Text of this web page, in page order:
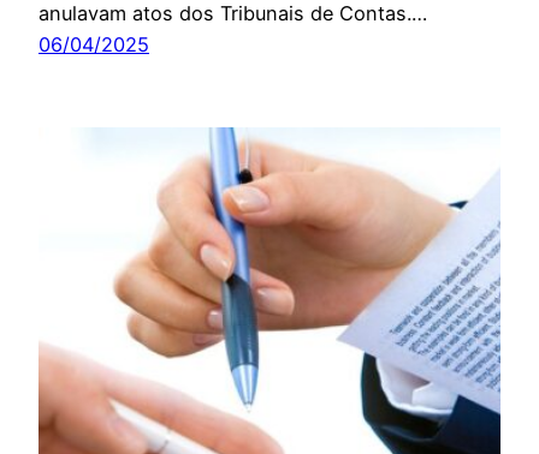
anulavam atos dos Tribunais de Contas.…
06/04/2025